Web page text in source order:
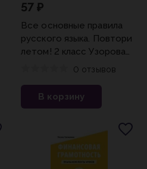
57 ₽
Все основные правила
русского языка. Повтори
летом! 2 класс Узорова
О.В. Ольга Узорова,Елена
0 отзывов
В корзину